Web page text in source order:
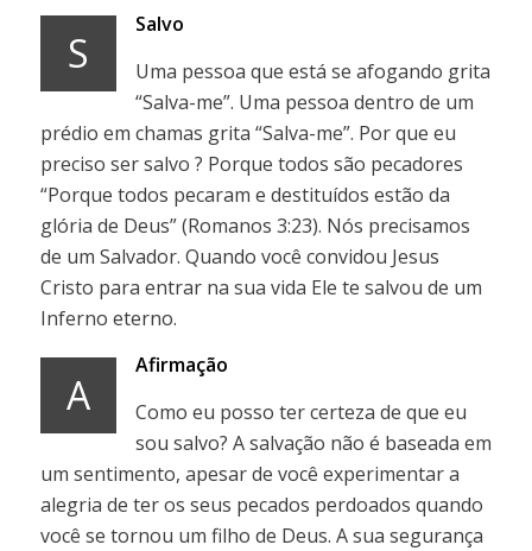
S
Salvo
Uma pessoa que está se afogando grita
“Salva-me”. Uma pessoa dentro de um
prédio em chamas grita “Salva-me”. Por que eu
preciso ser salvo ? Porque todos são pecadores
“Porque todos pecaram e destituídos estão da
glória de Deus” (Romanos 3:23). Nós precisamos
de um Salvador. Quando você convidou Jesus
Cristo para entrar na sua vida Ele te salvou de um
Inferno eterno.
A
Afirmação
Como eu posso ter certeza de que eu
sou salvo? A salvação não é baseada em
um sentimento, apesar de você experimentar a
alegria de ter os seus pecados perdoados quando
você se tornou um filho de Deus. A sua segurança